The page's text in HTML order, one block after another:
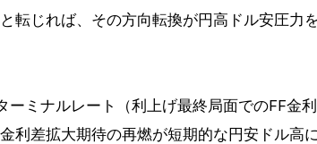
転じれば、その方向転換が円高ドル安圧力
ーミナルレート（利上げ最終局面でのFF金
利差拡大期待の再燃が短期的な円安ドル高